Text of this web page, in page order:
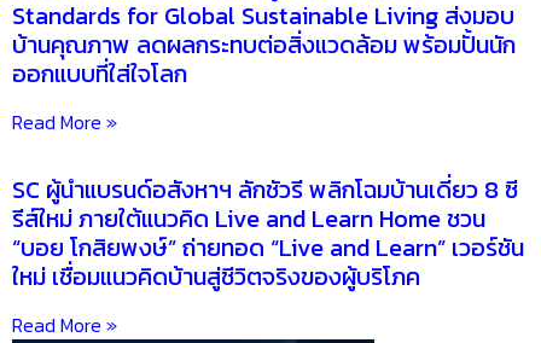
Standards for Global Sustainable Living ส่งมอบ
บ้านคุณภาพ ลดผลกระทบต่อสิ่งแวดล้อม พร้อมปั้นนัก
ออกแบบที่ใส่ใจโลก
Read More »
SC ผู้นำแบรนด์อสังหาฯ ลักชัวรี พลิกโฉมบ้านเดี่ยว 8 ซี
รีส์ใหม่ ภายใต้แนวคิด Live and Learn Home ชวน
“บอย โกสิยพงษ์” ถ่ายทอด “Live and Learn” เวอร์ชัน
ใหม่ เชื่อมแนวคิดบ้านสู่ชีวิตจริงของผู้บริโภค
Read More »